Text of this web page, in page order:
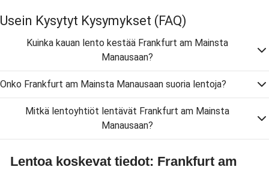
Usein Kysytyt Kysymykset (FAQ)
Kuinka kauan lento kestää Frankfurt am Mainsta
Manausaan?
Onko Frankfurt am Mainsta Manausaan suoria lentoja?
Mitkä lentoyhtiöt lentävät Frankfurt am Mainsta
Manausaan?
Lentoa koskevat tiedot: Frankfurt am